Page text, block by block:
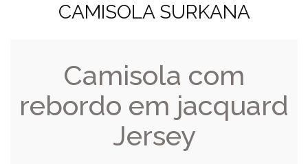
CAMISOLA SURKANA
Camisola com
rebordo em jacquard
Jersey